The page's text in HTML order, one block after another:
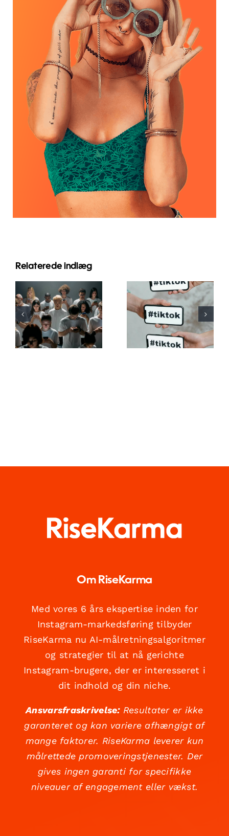
Relaterede indlæg
Tips til at
designe
flotte
Facebook-
annoncer,
der
De bedste
privatindstillinger
for TikTok i
2024
Om RiseKarma
Med vores 6 års ekspertise inden for
Instagram-markedsføring tilbyder
RiseKarma nu AI-målretningsalgoritmer
og strategier til at nå gerichte
Instagram-brugere, der er interesseret i
dit indhold og din niche.
Ansvarsfraskrivelse:Resultater er ikke
garanteret og kan variere afhængigt af
mange faktorer. RiseKarma leverer kun
målrettede promoveringstjenester. Der
gives ingen garanti for specifikke
niveauer af engagement eller vækst.